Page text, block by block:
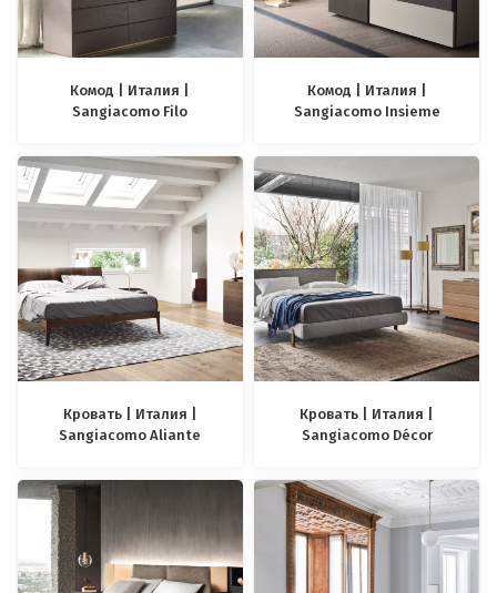
Комод | Италия |
Sangiacomo Filo
Комод | Италия |
Sangiacomo Insieme
Кровать | Италия |
Sangiacomo Aliante
Кровать | Италия |
Sangiacomo Décor